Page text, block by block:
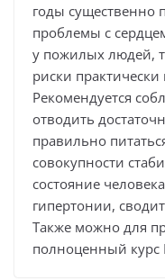
годы существенно
проблемы с
у пожилых людей,
риски практически
Рекомендуется
отводить
правильно
совокупности
состояние
гипертонии,
Также можно для
полноценный